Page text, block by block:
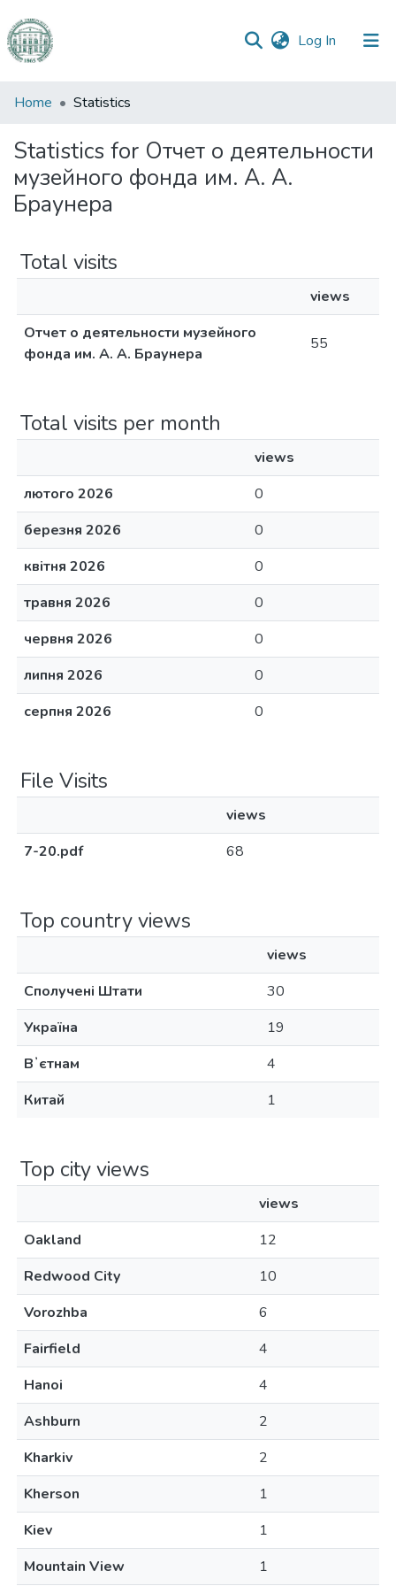
Log In (current)
Communities
Collections
All of DSpace
Home Statistics
Statistics for Отчет о деятельности
музейного фонда им. А. А.
Браунера
Total visits
views
Отчет о деятельности музейного
фонда им. А. А. Браунера
55
Total visits per month
views
лютого 2026
0
березня 2026
0
квітня 2026
0
травня 2026
0
червня 2026
0
липня 2026
0
серпня 2026
0
File Visits
views
7-20.pdf
68
Top country views
views
Сполучені Штати
30
Україна
19
Вʼєтнам
4
Китай
1
Top city views
views
Oakland
12
Redwood City
10
Vorozhba
6
Fairfield
4
Hanoi
4
Ashburn
2
Kharkiv
2
Kherson
1
Kiev
1
Mountain View
1